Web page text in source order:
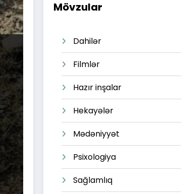
Mövzular
Dahilər
Filmlər
Hazır inşalar
Hekayələr
Mədəniyyət
Psixologiya
Sağlamlıq